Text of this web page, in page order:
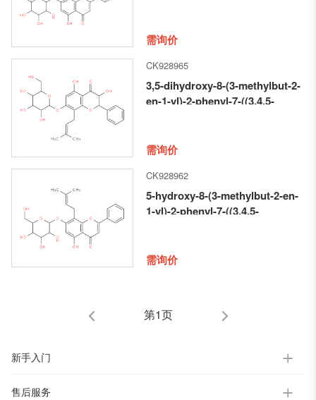
pyran-2-yl)oxy)-4H-chromen-4-
需询价
CK928965
3,5-dihydroxy-8-(3-methylbut-2-
en-1-yl)-2-phenyl-7-((3,4,5-
pyran-2-yl)oxy)chroman-4-one
需询价
CK928962
5-hydroxy-8-(3-methylbut-2-en-
1-yl)-2-phenyl-7-((3,4,5-
pyran-2-yl)oxy)-4H-chromen-4-
需询价
第1页
新手入门
售后服务